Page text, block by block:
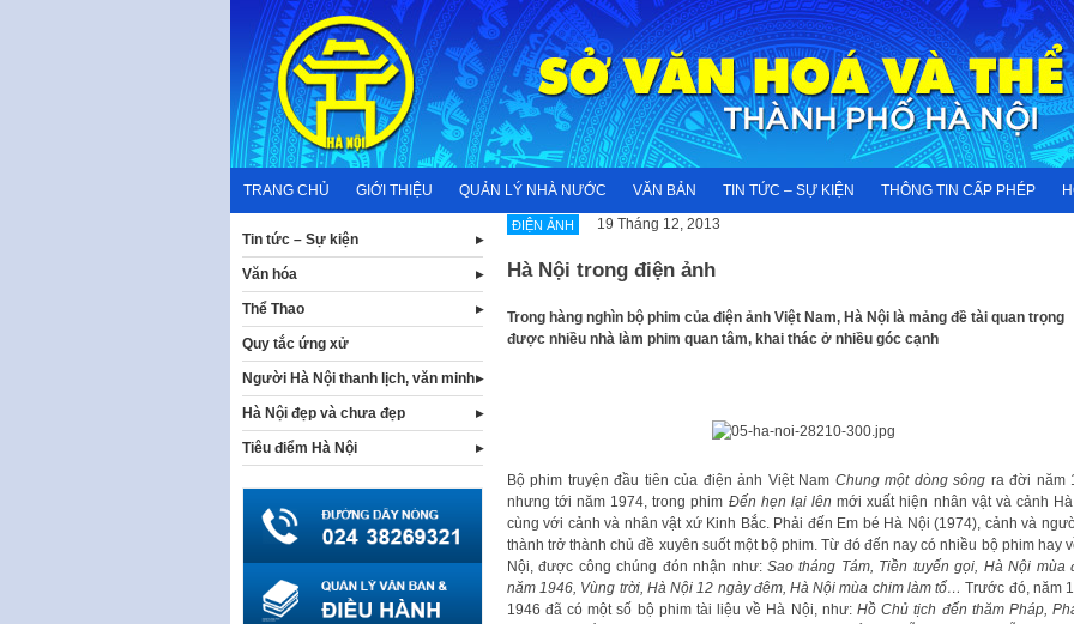
content
TRANG CHỦ GIỚI THIỆU QUẢN LÝ NHÀ NƯỚC VĂN BẢN TIN TỨC – SỰ KIỆN THÔNG TIN CẤP PHÉP
ĐIỆN ẢNH 19 Tháng 12, 2013
Hà Nội trong điện ảnh
​Trong hàng nghìn bộ phim của điện ảnh Việt Nam, Hà Nội là mảng đề tài quan trọng
được nhiều nhà làm phim quan tâm, khai thác ở nhiều góc cạnh
Bộ phim truyện đầu tiên của điện ảnh Việt Nam Chung một dòng sông ra đời năm
nhưng tới năm 1974, trong phim Đến hẹn lại lên mới xuất hiện nhân vật và cảnh Hà
cùng với cảnh và nhân vật xứ Kinh Bắc. Phải đến Em bé Hà Nội (1974), cảnh và
thành trở thành chủ đề xuyên suốt một bộ phim. Từ đó đến nay có nhiều bộ phim hay
Nội, được công chúng đón nhận như:Sao tháng Tám, Tiền tuyến gọi, Hà Nội mùa
năm 1946, Vùng trời, Hà Nội 12 ngày đêm, Hà Nội mùa chim làm tổ… Trước đó, năm
1946 đã có một số bộ phim tài liệu về Hà Nội, như:Hồ Chủ tịch đến thăm Pháp,
Tin tức – Sự kiện
Văn hóa
Thể Thao
Quy tắc ứng xử
Người Hà Nội thanh lịch, văn minh
Hà Nội đẹp và chưa đẹp
Tiêu điểm Hà Nội